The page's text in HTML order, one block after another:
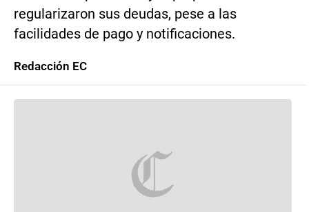
regularizaron sus deudas, pese a las
facilidades de pago y notificaciones.
Redacción EC